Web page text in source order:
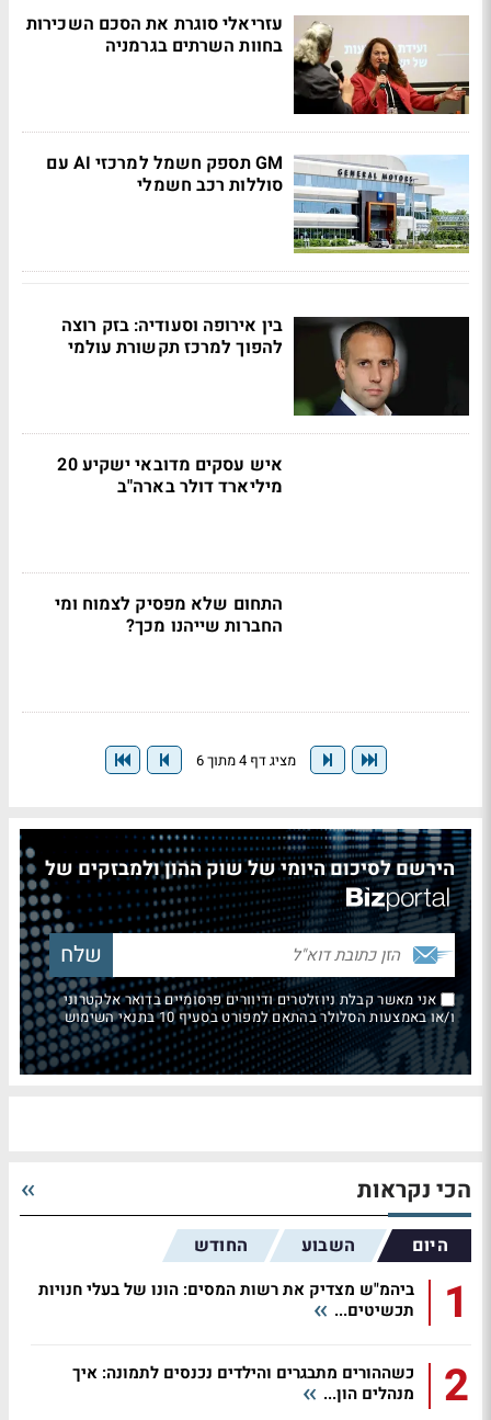
עזריאלי סוגרת את הסכם השכירות
בחוות השרתים בגרמניה
GM תספק חשמל למרכזי AI עם
סוללות רכב חשמלי
בין אירופה וסעודיה: בזק רוצה
להפוך למרכז תקשורת עולמי
איש עסקים מדובאי ישקיע 20
מיליארד דולר בארה"ב
התחום שלא מפסיק לצמוח ומי
החברות שייהנו מכך?
מציג דף 4 מתוך 6
הירשם לסיכום היומי של שוק ההון ולמבזקים של
אני מאשר קבלת ניוזלטרים ודיוורים פרסומיים בדואר אלקטרוני
ו/או באמצעות הסלולר בהתאם למפורט בסעיף 10 בתנאי השימוש
הכי נקראות
היום השבוע החודש
1
ביהמ"ש מצדיק את רשות המסים: הונו של בעלי חנויות
תכשיטים...
2
כשההורים מתבגרים והילדים נכנסים לתמונה: איך
מנהלים הון...